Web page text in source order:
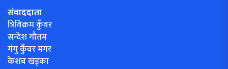
संवाददाता
त्रिविक्रम कुँवर
सन्देश गौतम
गंगु कुँवर मगर
केशब खड्का